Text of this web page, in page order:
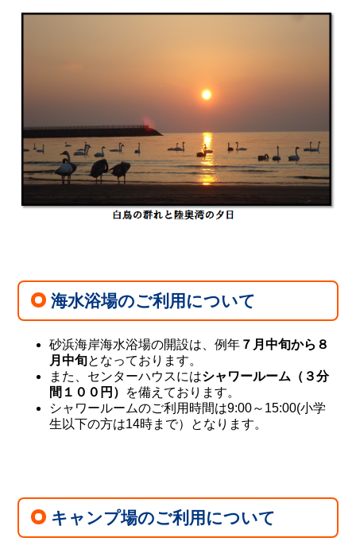
海水浴場のご利用について
砂浜海岸海水浴場の開設は、例年 ７月中旬から８
月中旬となっております。
また、センターハウスにはシャワールーム（３分
間１００円） を備えております。
シャワールームのご利用時間は9:00～15:00(小学
生以下の方は14時まで）となります。
キャンプ場のご利用について